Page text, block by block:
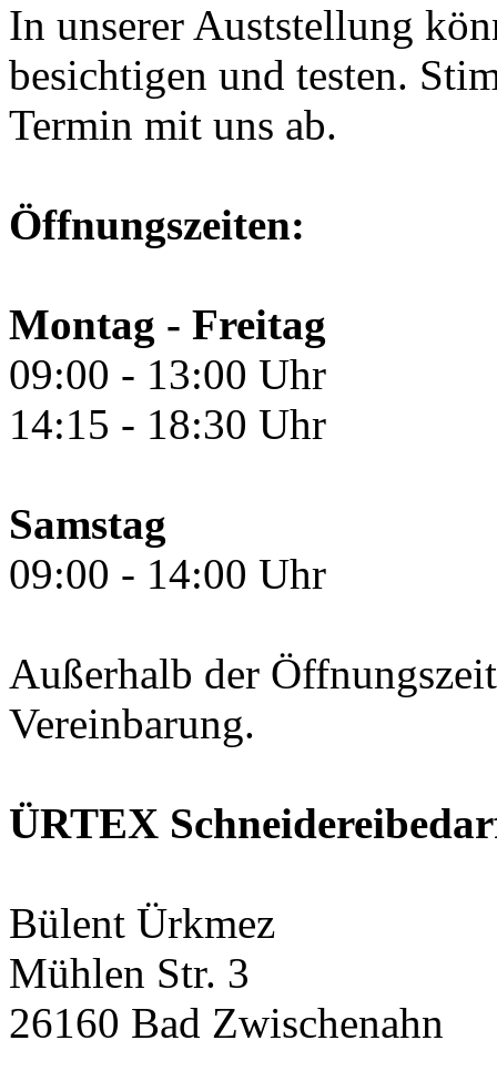
In unserer Auststellung
besichtigen und testen.
Termin mit uns ab.
Öffnungszeiten:
Montag - Freitag
09:00 - 13:00 Uhr
14:15 - 18:30 Uhr
Samstag
09:00 - 14:00 Uhr
Außerhalb der
Vereinbarung.
ÜRTEX
Bülent Ürkmez
Mühlen Str. 3
26160 Bad Zwischenahn